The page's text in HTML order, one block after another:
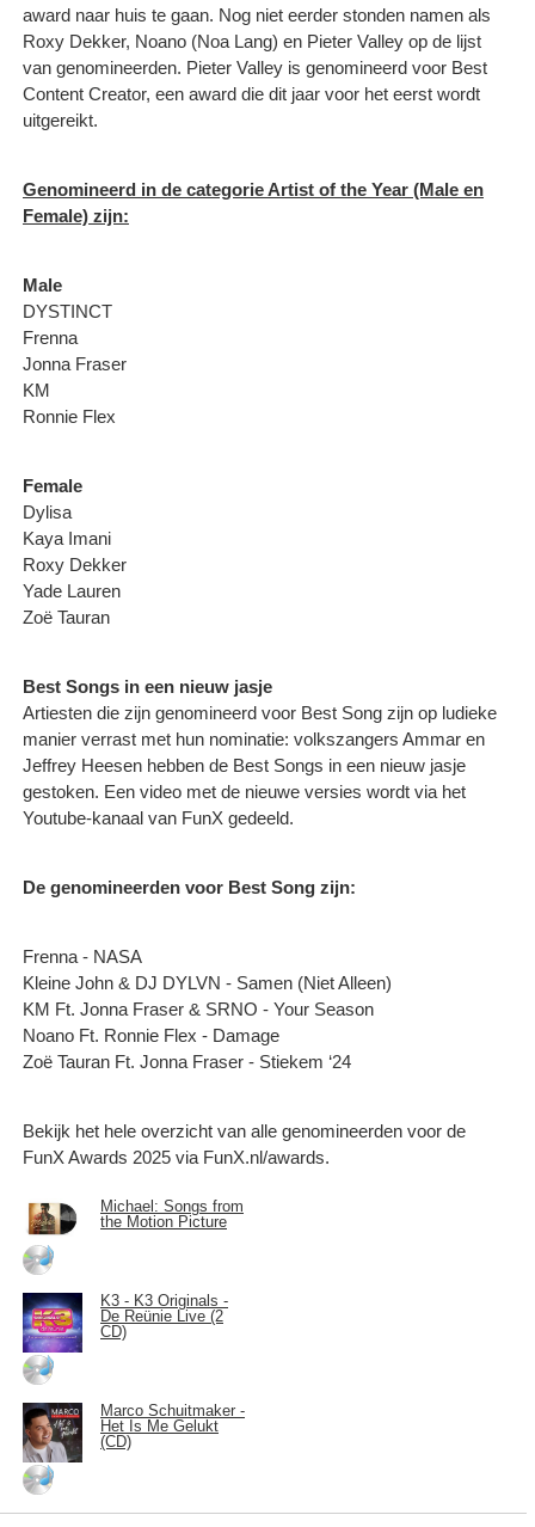
award naar huis te gaan. Nog niet eerder stonden namen als
Roxy Dekker, Noano (Noa Lang) en Pieter Valley op de lijst
van genomineerden. Pieter Valley is genomineerd voor Best
Content Creator, een award die dit jaar voor het eerst wordt
uitgereikt.
Genomineerd in de categorie Artist of the Year (Male en
Female) zijn:
Male
DYSTINCT
Frenna
Jonna Fraser
KM
Ronnie Flex
Female
Dylisa
Kaya Imani
Roxy Dekker
Yade Lauren
Zoë Tauran
Best Songs in een nieuw jasje
Artiesten die zijn genomineerd voor Best Song zijn op ludieke
manier verrast met hun nominatie: volkszangers Ammar en
Jeffrey Heesen hebben de Best Songs in een nieuw jasje
gestoken. Een video met de nieuwe versies wordt via het
Youtube-kanaal van FunX gedeeld.
De genomineerden voor Best Song zijn:
Frenna - NASA
Kleine John & DJ DYLVN - Samen (Niet Alleen)
KM Ft. Jonna Fraser & SRNO - Your Season
Noano Ft. Ronnie Flex - Damage
Zoë Tauran Ft. Jonna Fraser - Stiekem ‘24
Bekijk het hele overzicht van alle genomineerden voor de
FunX Awards 2025 via FunX.nl/awards.
Michael: Songs from
the Motion Picture
K3 - K3 Originals -
De Reünie Live (2
CD)
Marco Schuitmaker -
Het Is Me Gelukt
(CD)